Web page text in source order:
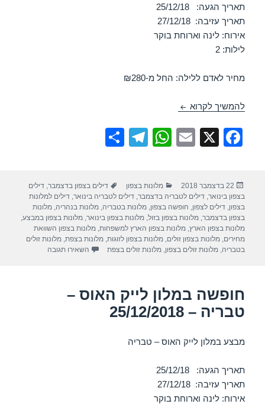
תאריך הגעה: 25/12/18
תאריך עזיבה: 27/12/18
אירוח: לינה וארוחת בוקר
לילות: 2
מחיר לאדם ללילה: החל מ-₪280
להמשיך לקרוא חופשה במלון לאונרדו טבריה – 25/12/2018
F
e
b
o
o
X
E
W
s
A
p
p
T
gr
a
m
e
פורסם
בתאריך
22 בדצמבר 2018 קטגוריות
מלונות בצפון תגיות
דילים בצפון בדצמבר,דילים
בצפון בינואר,דילים לטבריה בדצמבר,דילים לטבריה בינואר,דילים למלונות
בצפון,דילים לצפון, חופשה בצפון,מלונות בטבריה,מלונות בנהריה,מלונות
בצפון בדצמבר,מלונות בצפון בזול,מלונות בצפון בינואר,מלונות בצפון במבצע,
מלונות בצפון הארץ,מלונות בצפון הארץ למשפחות,מלונות בצפון השוואת
מחירים,מלונות בצפון זולים,מלונות בצפון לזוגות,מלונות בצפת,מלונות זולים
בטבריה,מלונות זולים בצפון,מלונות זולים בצפת השאירו תגובה
חופשה במלון לייק האוס –
טבריה – 25/12/2018
מבצע במלון לייק האוס – טבריה
תאריך הגעה: 25/12/18
תאריך עזיבה: 27/12/18
אירוח: לינה וארוחת בוקר